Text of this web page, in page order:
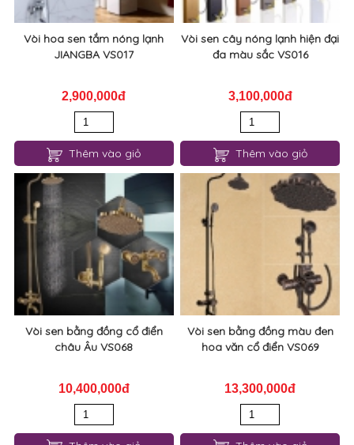
Vòi hoa sen tắm nóng lạnh
JIANGBA VS017
2,900,000đ
Thêm vào giỏ
Vòi sen cây nóng lạnh hiện đại
đa màu sắc VS016
3,100,000đ
Thêm vào giỏ
Vòi sen bằng đồng cổ điển
châu Âu VS068
10,400,000đ
Vòi sen bằng đồng màu đen
hoa văn cổ điển VS069
13,300,000đ